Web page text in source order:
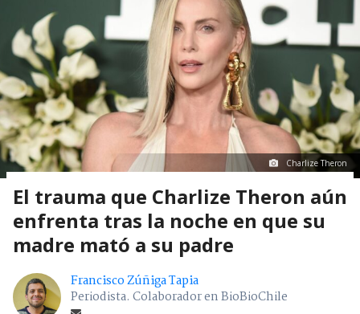
Charlize Theron
El trauma que Charlize Theron aún
enfrenta tras la noche en que su
madre mató a su padre
Francisco Zúñiga Tapia
Periodista. Colaborador en BioBioChile